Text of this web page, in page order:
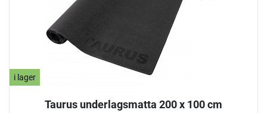
i lager
Taurus underlagsmatta 200 x 100 cm